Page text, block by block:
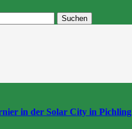
in der Solar City in Pichling